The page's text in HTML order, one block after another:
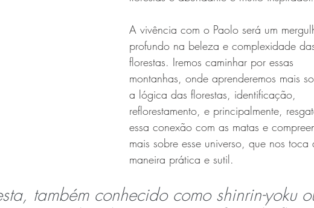
A vivência com o Paolo será um
profundo na beleza e complexidade
florestas. Iremos caminhar por essas
montanhas, onde aprenderemos mais
a lógica das florestas, identificação,
reflorestamento, e principalmente,
essa conexão com as matas e
mais sobre esse universo, que nos toca
maneira prática e sutil.
também conhecido como shinrin-yoku